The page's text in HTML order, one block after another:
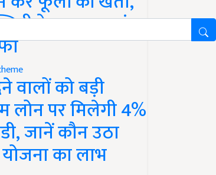
के साथ कमाएं
वालों को बड़ी
लोन पर मिलेगी 4%
जानें कौन उठा
का लाभ